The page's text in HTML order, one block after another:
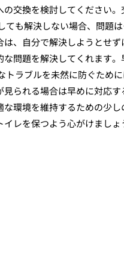
交換を検討してください。
も解決しない場合、問題
、自分で解決しようとせ
問題を解決してくれます
ラブルを未然に防ぐため
られる場合は早めに対応
環境を維持するための少
レを保つよう心がけましょ